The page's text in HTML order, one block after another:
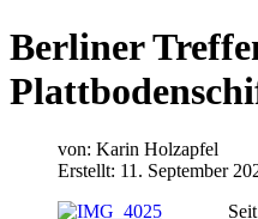
Berliner
von: Karin Holzapfel
Erstellt: 11. September